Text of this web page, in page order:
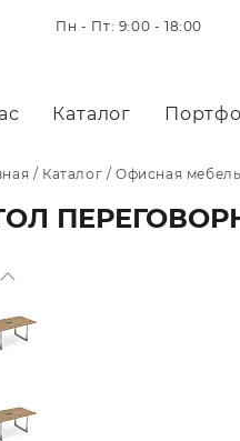
Пн - Пт: 9:00 - 18:00
Каталог
/ Каталог /Офисная мебель